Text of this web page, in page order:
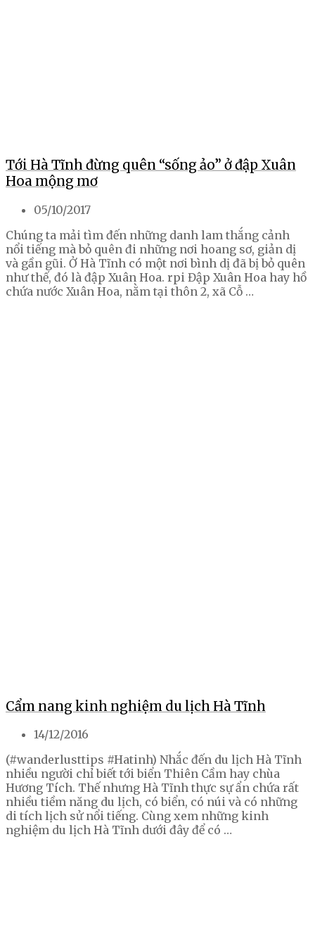
Tới Hà Tĩnh đừng quên “sống ảo” ở đập Xuân
Hoa mộng mơ
05/10/2017
Chúng ta mải tìm đến những danh lam thắng cảnh
nổi tiếng mà bỏ quên đi những nơi hoang sơ, giản dị
và gần gũi. Ở Hà Tĩnh có một nơi bình dị đã bị bỏ quên
như thế, đó là đập Xuân Hoa. rpi Đập Xuân Hoa hay hồ
chứa nước Xuân Hoa, nằm tại thôn 2, xã Cỗ …
Cẩm nang kinh nghiệm du lịch Hà Tĩnh
14/12/2016
(#wanderlusttips #Hatinh) Nhắc đến du lịch Hà Tĩnh
nhiều người chỉ biết tới biển Thiên Cầm hay chùa
Hương Tích. Thế nhưng Hà Tĩnh thực sự ẩn chứa rất
nhiều tiềm năng du lịch, có biển, có núi và có những
di tích lịch sử nổi tiếng. Cùng xem những kinh
nghiệm du lịch Hà Tĩnh dưới đây để có …